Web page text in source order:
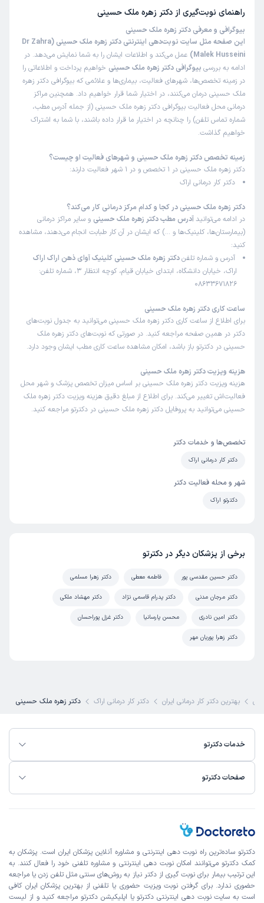
راهنمای نوبت‌گیری از دکتر زهره ملک حسینی
بیوگرافی و معرفی دکتر زهره ملک حسینی
این صفحه مثل سایت نوبت‌دهی اینترنتی دکتر زهره ملک حسینی (Dr Zahra
Malek Husseini)
عمل می‌کند و اطلاعات ایشان را به شما نمایش می‌دهد. در
ادامه به بررسی بیوگرافی دکتر زهره ملک حسینی خواهیم پرداخت و اطلاعاتی را
در زمینه تخصص‌ها، شهرهای فعالیت، بیماری‌ها و علائمی که بیوگرافی دکتر زهره
ملک حسینی درمان می‌کنند، در اختیار شما قرار خواهیم داد. همچنین مراکز
درمانی محل فعالیت بیوگرافی دکتر زهره ملک حسینی (از جمله آدرس مطب،
شماره تماس تلفن) را چنانچه در اختیار ما قرار داده باشند، با شما به اشتراک
خواهیم گذاشت.
زمینه تخصص دکتر زهره ملک حسینی و شهرهای فعالیت او چیست؟
دکتر زهره ملک حسینی در 1 تخصص و در 1 شهر فعالیت دارند:
دکتر کار درمانی اراک
دکتر زهره ملک حسینی در کجا و کدام مرکز درمانی کار می‌کند؟
در ادامه می‌توانید آدرس مطب دکتر زهره ملک حسینی و سایر مراکز درمانی
(بیمارستان‌ها، کلینیک‌ها و …) که ایشان در آن کار طبابت انجام می‌دهند، مشاهده
کنید:
آدرس و شماره تلفندکتر زهره ملک حسینی کلینیک آوای ذهن اراک اراک
اراک، خیابان دانشگاه، ابتدای خیابان قیام، کوچه انتظار 3، شماره تلفن:
08633671826
ساعت کاری دکتر زهره ملک حسینی
برای اطلاع از ساعت کاری دکتر زهره ملک حسینی می‌توانید به جدول نوبت‌های
دکتر در همین صفحه مراجعه کنید. در صورتی که نوبت‌های دکتر زهره ملک
حسینی در دکترتو باز باشد، امکان مشاهده ساعت کاری مطب ایشان وجود دارد.
هزینه ویزیت دکتر زهره ملک حسینی
هزینه ویزیت دکتر زهره ملک حسینی بر اساس میزان تخصص پزشک و شهر محل
فعالیت‌اش تغییر می‌کند. برای اطلاع از مبلغ دقیق هزینه ویزیت دکتر زهره ملک
حسینی می‌توانید به پروفایل دکتر زهره ملک حسینی در دکترتو مراجعه کنید.
تخصص‌ها و خدمات دکتر
دکتر کار درمانی اراک
شهر و محله فعالیت دکتر
دکترتو اراک
برخی از پزشکان دیگر در دکترتو
دکتر حسین مقدسی پور فاطمه معطی دکتر زهرا مسلمی
دکتر مرجان مدنی دکتر پدرام قاسمی نژاد دکتر مهشاد ملکی
دکتر امین نادری محسن پارسانیا دکتر غزل پوراحسان
دکتر زهرا پوریان مهر
بهترین دکتر کار درمانی ایران دکتر کار درمانی اراک دکتر زهره ملک حسینی
خدمات دکترتو
صفحات دکترتو
دکترتو ساده‌ترین راه نوبت‌ دهی اینترنتی و مشاوره آنلاین پزشکان ایران است. پزشکان به
کمک دکترتو می‌توانند امکان نوبت دهی اینترنتی و مشاوره تلفنی خود را فعال کنند. به
این ترتیب بیمار برای نوبت گیری از دکتر نیاز به روش‌های سنتی مثل تلفن زدن یا مراجعه
حضوری ندارد. برای گرفتن نوبت ویزیت حضوری یا تلفنی از بهترین پزشکان ایران کافی
است به سایت نوبت دهی اینترنتی دکترتو یا اپلیکیشن دکترتو مراجعه کنید و از لیست